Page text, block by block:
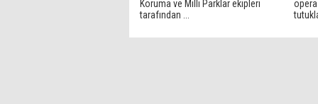
Koruma ve Milli Parklar ekipleri
tarafından ...